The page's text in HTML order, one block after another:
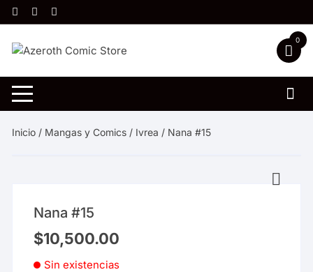
Saltar
al
contenido
0
Inicio / Mangas y Comics / Ivrea / Nana #15
Nana #15
$10,500.00
Sin existencias